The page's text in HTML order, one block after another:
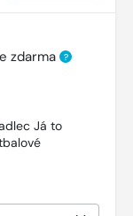
zdarma ?
Já to